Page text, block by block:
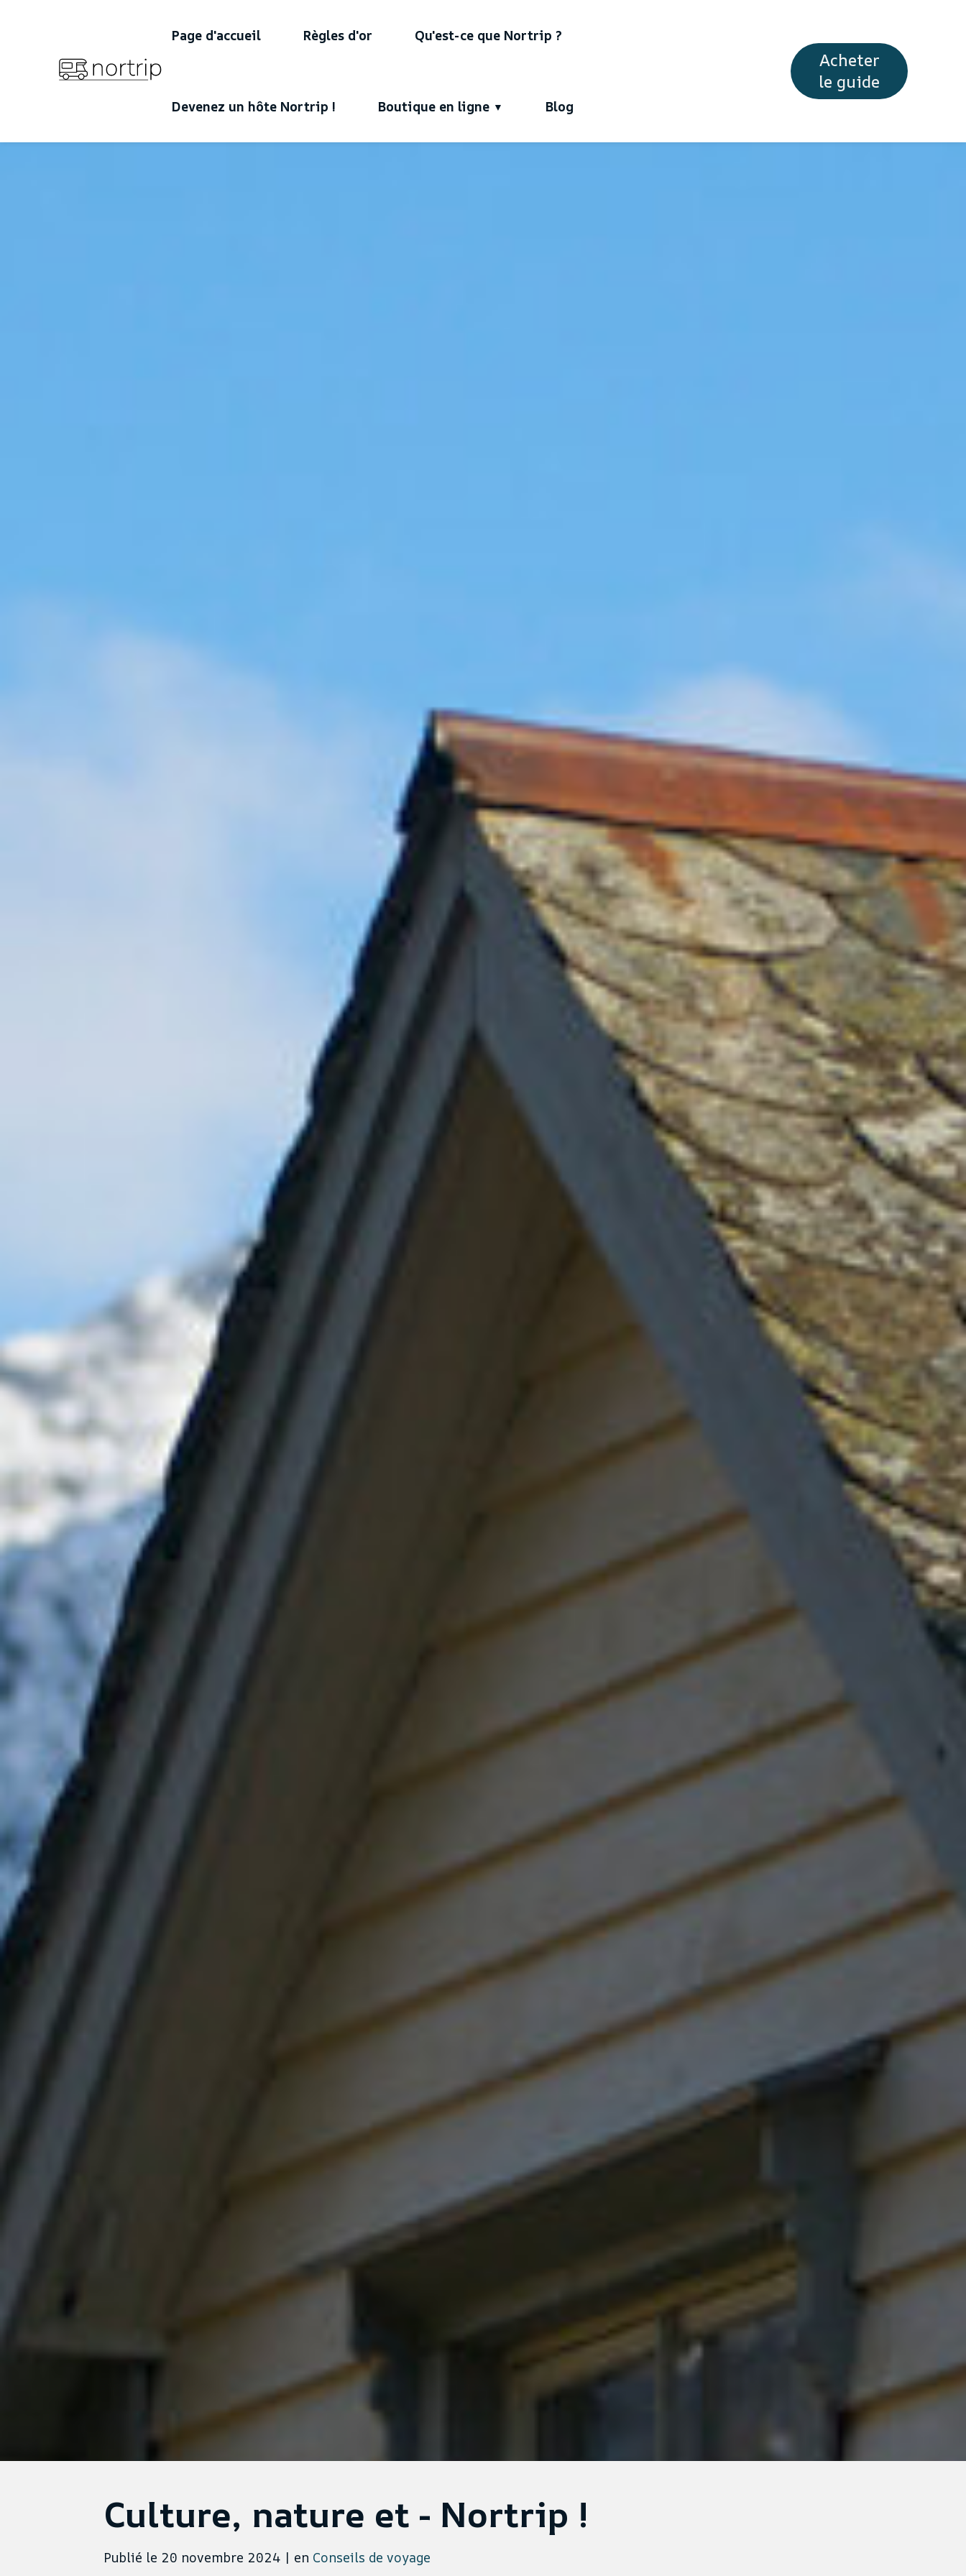
Page d'accueil Règles d'or Qu'est-ce que Nortrip ?
Devenez un hôte Nortrip ! Boutique en ligne Blog
Acheter
le guide
Culture, nature et - Nortrip !
Publié le 20 novembre 2024 | en Conseils de voyage